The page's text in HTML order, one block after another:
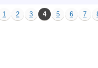
1 2 3 4 5 6 7